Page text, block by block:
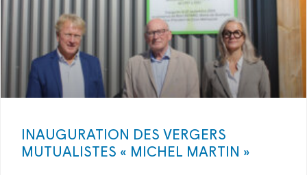
INAUGURATION DES VERGERS
MUTUALISTES « MICHEL MARTIN »